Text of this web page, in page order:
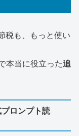
税も、もっと使い
本当に役立った追
ロンプト読